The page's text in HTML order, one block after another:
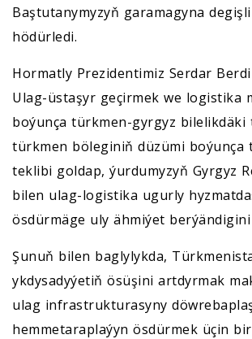
Baştutanymyzyň garamagyna
hödürledi.
Hormatly Prezidentimiz Serdar
Ulag-üstaşyr geçirmek we logistika
boýunça türkmen-gyrgyz bilelikdäki
türkmen böleginiň düzümi boýunça
teklibi goldap, ýurdumyzyň Gyrgyz
bilen ulag-logistika ugurly
ösdürmäge uly ähmiýet
Şunuň bilen baglylykda,
ykdysadyýetiň ösüşini artdyrmak
ulag infrastrukturasyny
hemmetaraplaýyn ösdürmek üçin